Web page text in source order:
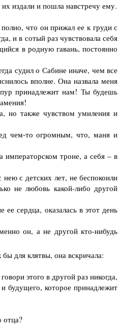
издали и пошла навстречу ему.
что он прижал ее к груди с
и в сотый раз чувствовала себя
в родную гавань, постоянно
судил о Сабине иначе, чем все
вполне. Она назвала меня
принадлежит нам! Ты будешь
но также чувством умиления и
чем-то огромным, что, маня и
троне, а себя – в
с детских лет, не беспокоили
не любовь какой-либо другой
сердца, оказалась в этот день
он, а не другой кто-нибудь
для клятвы, она вскричала:
этого в другой раз никогда,
будущего, которое принадлежит
отца?